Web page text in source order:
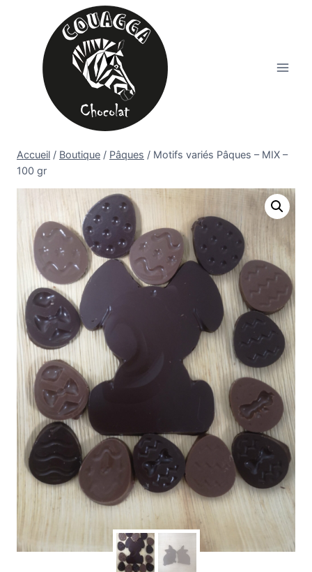
Accueil / Boutique / Pâques / Motifs variés Pâques – MIX –
100 gr